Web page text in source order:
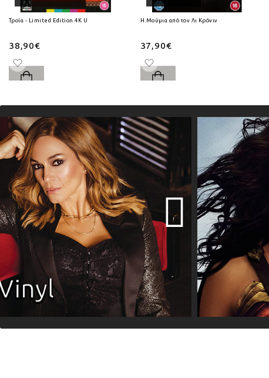
Τροία - Limited Edition 4K Ultra HD
38,90€
Η Μούμια από τον Λι Κρόνιν (2026) 4K Ultra HD
37,90€